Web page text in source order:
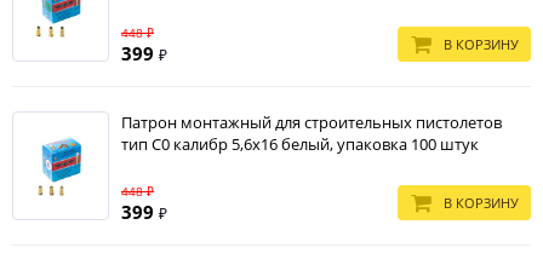
399 ₽
448 ₽
В КОРЗИНУ
Патрон монтажный для строительных пистолетов
тип С0 калибр 5,6х16 белый, упаковка 100 штук
399 ₽
448 ₽
В КОРЗИНУ